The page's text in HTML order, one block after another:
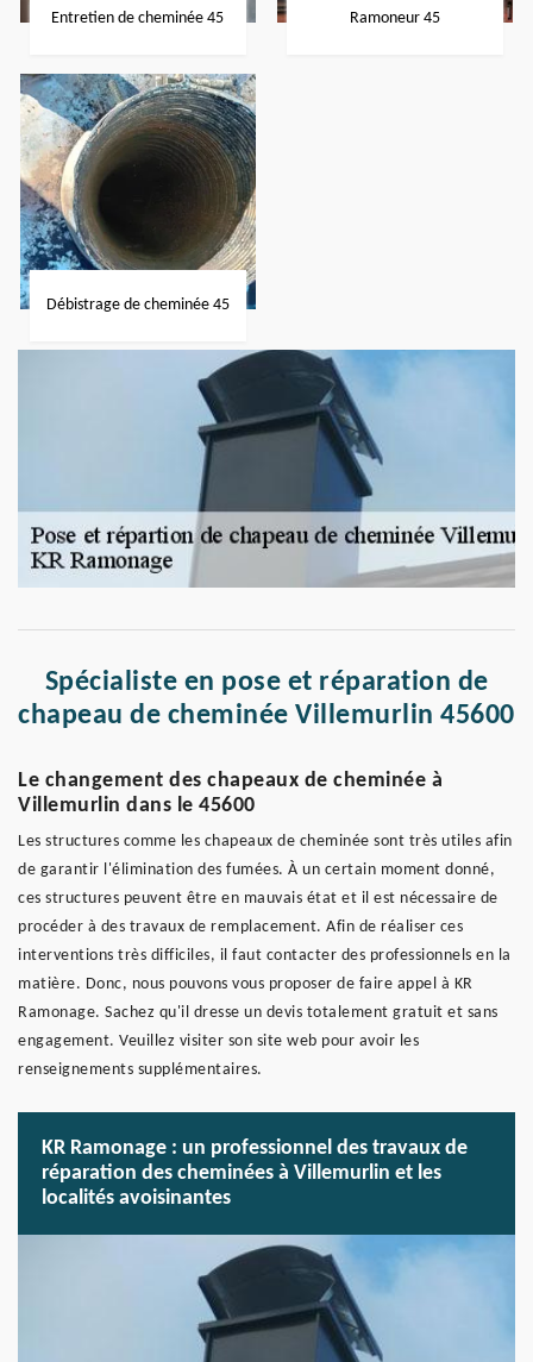
Entretien de cheminée 45 Ramoneur 45
Débistrage de cheminée 45
Spécialiste en pose et réparation de
chapeau de cheminée Villemurlin 45600
Le changement des chapeaux de cheminée à
Villemurlin dans le 45600
Les structures comme les chapeaux de cheminée sont très utiles afin
de garantir l'élimination des fumées. À un certain moment donné,
ces structures peuvent être en mauvais état et il est nécessaire de
procéder à des travaux de remplacement. Afin de réaliser ces
interventions très difficiles, il faut contacter des professionnels en la
matière. Donc, nous pouvons vous proposer de faire appel à KR
Ramonage. Sachez qu'il dresse un devis totalement gratuit et sans
engagement. Veuillez visiter son site web pour avoir les
renseignements supplémentaires.
KR Ramonage : un professionnel des travaux de
réparation des cheminées à Villemurlin et les
localités avoisinantes